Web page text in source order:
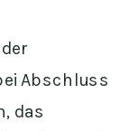
Abschluss
das